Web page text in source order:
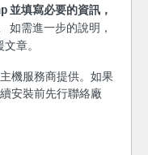
並填寫必要的資訊，
如需進一步的說明，
章。
機服務商提供。如果
安裝前先行聯絡廠